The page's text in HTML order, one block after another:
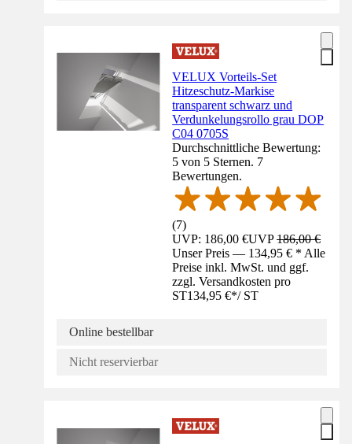
VELUX Vorteils-Set
Hitzeschutz-Markise
transparent schwarz und
Verdunkelungsrollo grau DOP
C04 0705S
Durchschnittliche Bewertung:
5 von 5 Sternen. 7
Bewertungen.
(7)
UVP: 186,00 €UVP186,00 €
Unser Preis — 134,95 € * Alle
Preise inkl. MwSt. und ggf.
zzgl. Versandkosten pro
ST134,95 €*/ ST
Online bestellbar
Nicht reservierbar